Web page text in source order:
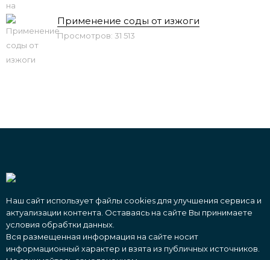
Применение соды от изжоги
Просмотров: 31 513
Наш сайт использует файлы cookies для улучшения сервиса и
актуализации контента. Оставаясь на сайте Вы принимаете
условия обрабтки данных.
Вся размещенная информация на сайте носит
информационный характер и взята из публичных источников.